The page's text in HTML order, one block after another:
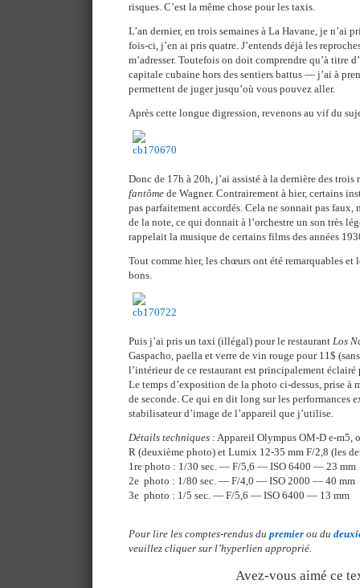
risques. C’est la même chose pour les taxis.
L’an dernier, en trois semaines à La Havane, je n’ai
fois-ci, j’en ai pris quatre. J’entends déjà les
m’adresser. Toutefois on doit comprendre qu’à titre
capitale cubaine hors des sentiers battus — j’ai à
permettent de juger jusqu’où vous pouvez aller.
Après cette longue digression, revenons au vif du
Donc de 17h à 20h, j’ai assisté à la dernière des
fantôme de Wagner. Contrairement à hier, certains
pas parfaitement accordés. Cela ne sonnait pas faux,
de la note, ce qui donnait à l’orchestre un son très
rappelait la musique de certains films des années
Tout comme hier, les chœurs ont été remarquables et
bons.
Puis j’ai pris un taxi (illégal) pour le restaurant Los
Gaspacho, paella et verre de vin rouge pour 11$
l’intérieur de ce restaurant est principalement éclairé
Le temps d’exposition de la photo ci-dessus, prise à
de seconde. Ce qui en dit long sur les performances
stabilisateur d’image de l’appareil que j’utilise.
Détails techniques : Appareil Olympus OM-D e-m5,
R (deuxième photo) et Lumix 12-35 mm F/2,8 (les
1re photo : 1/30 sec. — F/5,6 — ISO 6400 — 23 mm
2e photo : 1/80 sec. — F/4,0 — ISO 2000 — 40 mm
3e photo : 1/5 sec. — F/5,6 — ISO 6400 — 13 mm
Pour lire les comptes-rendus du premier ou du
veuillez cliquer sur l’hyperlien approprié.
Avez-vous aimé ce